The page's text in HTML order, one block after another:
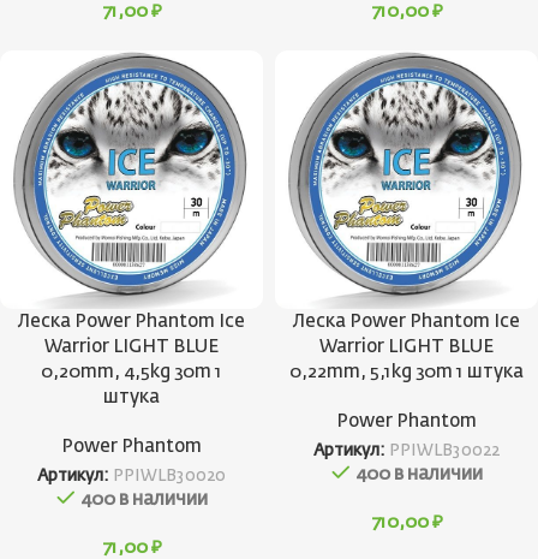
71,00 ₽ 710,00 ₽
Леска Power Phantom Ice
Warrior LIGHT BLUE
0,20mm, 4,5kg 30m 1
штука
Power Phantom
Артикул: PPIWLB30020
400 в наличии
71,00 ₽
Леска Power Phantom Ice
Warrior LIGHT BLUE
0,22mm, 5,1kg 30m 1 штука
Power Phantom
Артикул: PPIWLB30022
400 в наличии
710,00 ₽